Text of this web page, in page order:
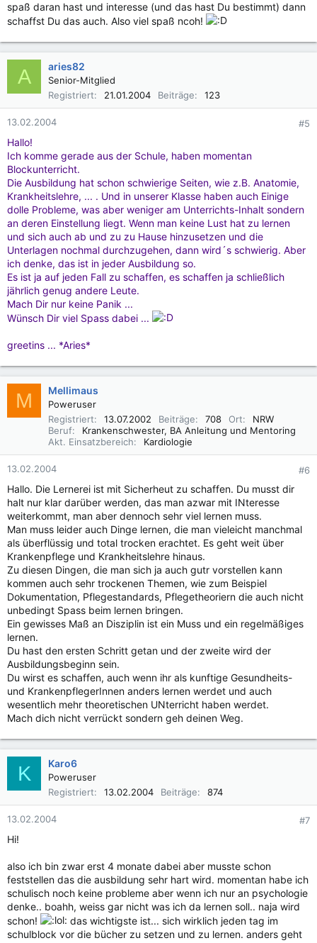
spaß daran hast und interesse (und das hast Du bestimmt) dann
schaffst Du das auch. Also viel spaß ncoh!
A aries82
Senior-Mitglied
Registriert
21.01.2004 Beiträge 123
13.02.2004 #5
Hallo!
Ich komme gerade aus der Schule, haben momentan
Blockunterricht.
Die Ausbildung hat schon schwierige Seiten, wie z.B. Anatomie,
Krankheitslehre, ... . Und in unserer Klasse haben auch Einige
dolle Probleme, was aber weniger am Unterrichts-Inhalt sondern
an deren Einstellung liegt. Wenn man keine Lust hat zu lernen
und sich auch ab und zu zu Hause hinzusetzen und die
Unterlagen nochmal durchzugehen, dann wird´s schwierig. Aber
ich denke, das ist in jeder Ausbildung so.
Es ist ja auf jeden Fall zu schaffen, es schaffen ja schließlich
jährlich genug andere Leute.
Mach Dir nur keine Panik ...
Wünsch Dir viel Spass dabei ...
greetins ... *Aries*
M Mellimaus
Poweruser
Registriert
13.07.2002 Beiträge 708 Ort
NRW
Beruf
Krankenschwester, BA Anleitung und Mentoring
Akt. Einsatzbereich
Kardiologie
13.02.2004 #6
Hallo. Die Lernerei ist mit Sicherheut zu schaffen. Du musst dir
halt nur klar darüber werden, das man azwar mit INteresse
weiterkommt, man aber dennoch sehr viel lernen muss.
Man muss leider auch Dinge lernen, die man vieleicht manchmal
als überflüssig und total trocken erachtet. Es geht weit über
Krankenpflege und Krankheitslehre hinaus.
Zu diesen Dingen, die man sich ja auch gutr vorstellen kann
kommen auch sehr trockenen Themen, wie zum Beispiel
Dokumentation, Pflegestandards, Pflegetheoriern die auch nicht
unbedingt Spass beim lernen bringen.
Ein gewisses Maß an Disziplin ist ein Muss und ein regelmäßiges
lernen.
Du hast den ersten Schritt getan und der zweite wird der
Ausbildungsbeginn sein.
Du wirst es schaffen, auch wenn ihr als kunftige Gesundheits-
und KrankenpflegerInnen anders lernen werdet und auch
wesentlich mehr theoretischen UNterricht haben werdet.
Mach dich nicht verrückt sondern geh deinen Weg.
K Karo6
Poweruser
Registriert
13.02.2004 Beiträge 874
13.02.2004 #7
Hi!
also ich bin zwar erst 4 monate dabei aber musste schon
feststellen das die ausbildung sehr hart wird. momentan habe ich
schulisch noch keine probleme aber wenn ich nur an psychologie
denke.. boahh, weiss gar nicht was ich da lernen soll.. naja wird
schon!
das wichtigste ist... sich wirklich jeden tag im
schulblock vor die bücher zu setzen und zu lernen. anders geht